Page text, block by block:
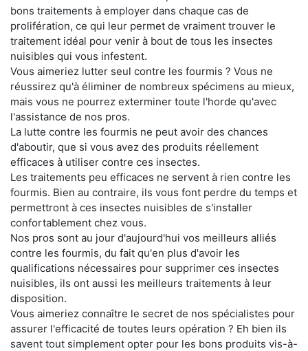
bons traitements à employer dans chaque cas de
prolifération, ce qui leur permet de vraiment trouver le
traitement idéal pour venir à bout de tous les insectes
nuisibles qui vous infestent.
Vous aimeriez lutter seul contre les fourmis ? Vous ne
réussirez qu'à éliminer de nombreux spécimens au mieux,
mais vous ne pourrez exterminer toute l'horde qu'avec
l'assistance de nos pros.
La lutte contre les fourmis ne peut avoir des chances
d'aboutir, que si vous avez des produits réellement
efficaces à utiliser contre ces insectes.
Les traitements peu efficaces ne servent à rien contre les
fourmis. Bien au contraire, ils vous font perdre du temps et
permettront à ces insectes nuisibles de s'installer
confortablement chez vous.
Nos pros sont au jour d'aujourd'hui vos meilleurs alliés
contre les fourmis, du fait qu'en plus d'avoir les
qualifications nécessaires pour supprimer ces insectes
nuisibles, ils ont aussi les meilleurs traitements à leur
disposition.
Vous aimeriez connaître le secret de nos spécialistes pour
assurer l'efficacité de toutes leurs opération ? Eh bien ils
savent tout simplement opter pour les bons produits vis-à-